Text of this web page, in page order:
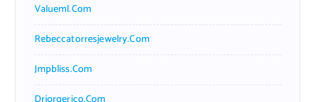
Valueml.com
Rebeccatorresjewelry.com
Jmpbliss.com